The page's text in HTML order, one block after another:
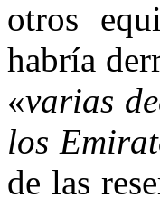
otros
habría
«varias
los
de las